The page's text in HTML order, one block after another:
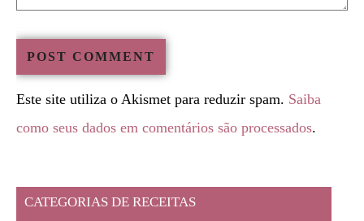
Este site utiliza o Akismet para reduzir spam. Saiba
como seus dados em comentários são processados.
CATEGORIAS DE RECEITAS